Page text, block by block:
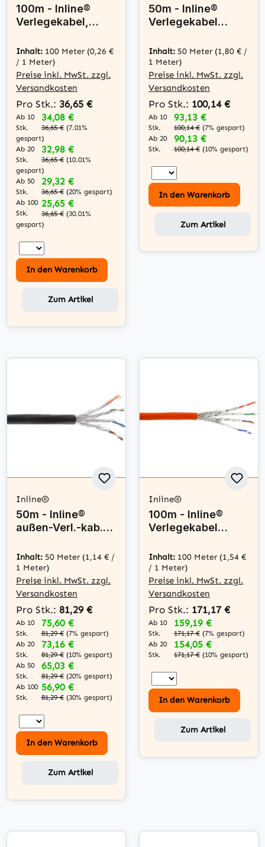
100m - Inline®
Verlegekabel,
AWG24 CCA, PVC
Inhalt: 100 Meter (0,26 €
/ 1 Meter)
Preise inkl. MwSt. zzgl.
Versandkosten
Pro Stk.: 36,65 €
Ab 10
Stk.
34,08 €
36,65 € (7.01%
gespart)
Ab 20
Stk.
32,98 €
36,65 € (10.01%
gespart)
Ab 50
Stk.
29,32 €
36,65 € (20% gespart)
Ab 100
Stk.
25,65 €
36,65 € (30.01%
gespart)
In den Warenkorb
Zum Artikel
50m - Inline®
Verlegekabel
(PiMF) 4x2x0,58
AWG23, 1200MHz,
LSZH
Inhalt: 50 Meter (1,80 € /
1 Meter)
Preise inkl. MwSt. zzgl.
Versandkosten
Pro Stk.: 100,14 €
Ab 10
Stk.
93,13 €
100,14 € (7% gespart)
Ab 20
Stk.
90,13 €
100,14 € (10% gespart)
In den Warenkorb
Zum Artikel
Inline®
50m - Inline®
außen-Verl.-kab.
(PiMF) 4x2x0,58
AWG23, PE-Man.
schw.
Inhalt: 50 Meter (1,14 € /
1 Meter)
Preise inkl. MwSt. zzgl.
Versandkosten
Pro Stk.: 81,29 €
Ab 10
Stk.
75,60 €
81,29 € (7% gespart)
Ab 20
Stk.
73,16 €
81,29 € (10% gespart)
Ab 50
Stk.
65,03 €
81,29 € (20% gespart)
Ab 100
Stk.
56,90 €
81,29 € (30% gespart)
In den Warenkorb
Zum Artikel
Inline®
100m - Inline®
Verlegekabel
(PiMF) 4x2x0,58
AWG23, 1200MHz,
LSZH
Inhalt: 100 Meter (1,54 €
/ 1 Meter)
Preise inkl. MwSt. zzgl.
Versandkosten
Pro Stk.: 171,17 €
Ab 10
Stk.
159,19 €
171,17 € (7% gespart)
Ab 20
Stk.
154,05 €
171,17 € (10% gespart)
In den Warenkorb
Zum Artikel